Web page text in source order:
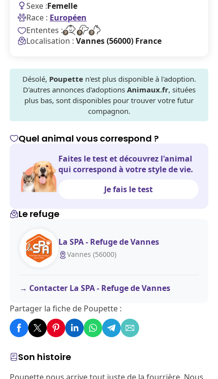
Sexe :Femelle
Race : Européen
Ententes :
Localisation : Vannes (56000) France
Désolé, Poupetten'est plus disponible à l'adoption.
D'autres annonces d'adoptions Animaux.fr, situées
plus bas, sont disponibles pour trouver votre futur
compagnon.
Son histoire
Quel animal vous correspond ?
Faites le test et découvrez l'animal
qui correspond à votre style de vie.
Je fais le test
Le refuge
La SPA - Refuge de Vannes
Vannes (56000)
Contacter La SPA - Refuge de Vannes
Partager la fiche de Poupette :